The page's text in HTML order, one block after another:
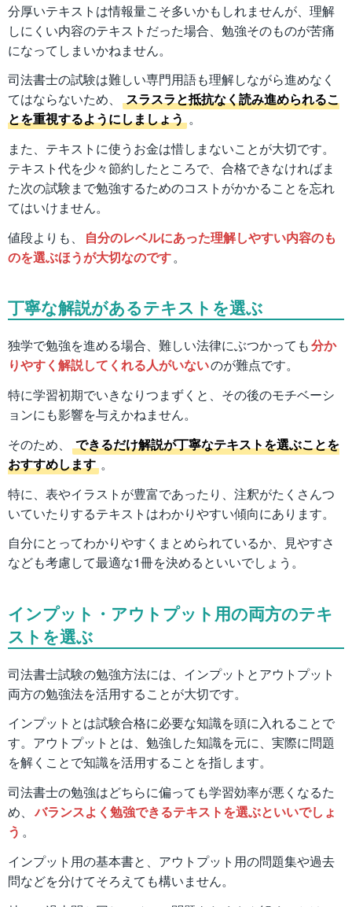
分厚いテキストは情報量こそ多いかもしれませんが、理解
しにくい内容のテキストだった場合、勉強そのものが苦痛
になってしまいかねません。
司法書士の試験は難しい専門用語も理解しながら進めなく
てはならないため、
スラスラと抵抗なく読み進められるこ
とを重視するようにしましょう 。
また、テキストに使うお金は惜しまないことが大切です。
テキスト代を少々節約したところで、合格できなければま
た次の試験まで勉強するためのコストがかかることを忘れ
てはいけません。
値段よりも、
自分のレベルにあった理解しやすい内容のも
のを選ぶほうが大切なのです。
丁寧な解説があるテキストを選ぶ
独学で勉強を進める場合、難しい法律にぶつかっても分か
りやすく解説してくれる人がいないのが難点です。
特に学習初期でいきなりつまずくと、その後のモチベーシ
ョンにも影響を与えかねません。
そのため、
できるだけ解説が丁寧なテキストを選ぶことを
おすすめします 。
特に、表やイラストが豊富であったり、注釈がたくさんつ
いていたりするテキストはわかりやすい傾向にあります。
自分にとってわかりやすくまとめられているか、見やすさ
なども考慮して最適な1冊を決めるといいでしょう。
インプット・アウトプット用の両方のテキ
ストを選ぶ
司法書士試験の勉強方法には、インプットとアウトプット
両方の勉強法を活用することが大切です。
インプットとは試験合格に必要な知識を頭に入れることで
す。アウトプットとは、勉強した知識を元に、実際に問題
を解くことで知識を活用することを指します。
司法書士の勉強はどちらに偏っても学習効率が悪くなるた
め、 バランスよく勉強できるテキストを選ぶといいでしょ
う 。
インプット用の基本書と、アウトプット用の問題集や過去
問などを分けてそろえても構いません。